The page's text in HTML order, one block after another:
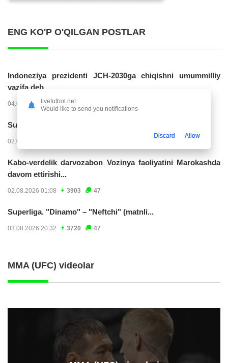
ENG KO'P O'QILGAN POSTLAR
Indoneziya prezidenti JCH-2030ga chiqishni umummilliy
vazifa deb...
04.08.2026 02:11 14223
Superliga. “Buxoro” - “Lokomotiv”...
02.08.2026 03:08
Kabo-verdelik darvozabon Vozinya faoliyatini Marokashda
davom ettirishi...
02.08.2026 01:08 3903 47
Superliga. "Dinamo" – "Neftchi" (matnli...
03.08.2026 20:32 3720 47
MMA (UFC) videolar
livefutbol.net
Would like to send you notifications
Discard Allow